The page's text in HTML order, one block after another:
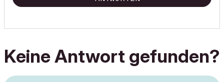
Keine Antwort gefunden?